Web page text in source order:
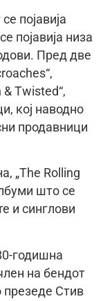
појавија
појавија низа
Пред две
& Twisted“,
кој наводно
продавници
„The Rolling
што се
и синглови
годишна
на бендот
презеде Стив